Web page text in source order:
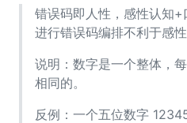
错误码即人性，感性认知
进行错误码编排不利于感性
说明：数字是一个整体，
相同的。
反例：一个五位数字